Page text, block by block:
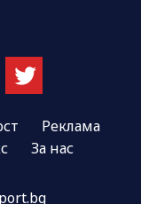
Реклама
За нас